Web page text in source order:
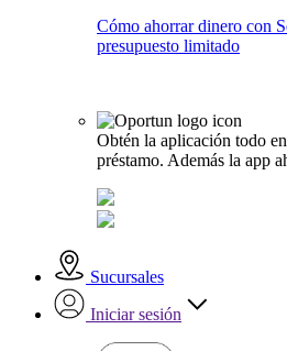
Cómo ahorrar dinero con
presupuesto limitado
Obtén la aplicación todo
préstamo. Además la app
Sucursales
Iniciar sesión